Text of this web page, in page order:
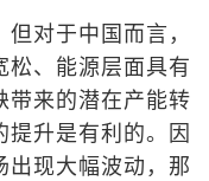
对于中国而言，
松、能源层面具有
带来的潜在产能转
提升是有利的。因
出现大幅波动，那